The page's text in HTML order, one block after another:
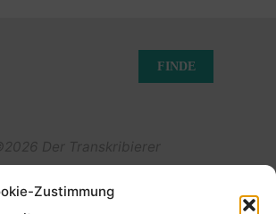
Zustimmung
Der Transkribierer